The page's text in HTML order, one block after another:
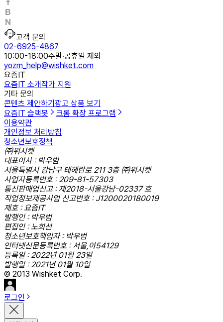
고객 문의
02-6925-4867
10:00-18:00주말·공휴일 제외
yozm_help@wishket.com
요즘IT
요즘IT 소개작가 지원
기타 문의
콘텐츠 제안하기 광고 상품 보기
요즘IT 슬랙봇
크롬 확장 프로그램
이용약관
개인정보 처리방침
청소년보호정책
㈜위시켓
대표이사 : 박우범
서울특별시 강남구 테헤란로 211 3층 ㈜위시켓
사업자등록번호 : 209-81-57303
통신판매업신고 : 제2018-서울강남-02337 호
직업정보제공사업 신고번호 : J1200020180019
제호 : 요즘IT
발행인 : 박우범
편집인 : 노희선
청소년보호책임자 : 박우범
인터넷신문등록번호 : 서울,아54129
등록일 : 2022년 01월 23일
발행일 : 2021년 01월 10일
© 2013 Wishket Corp.
로그인